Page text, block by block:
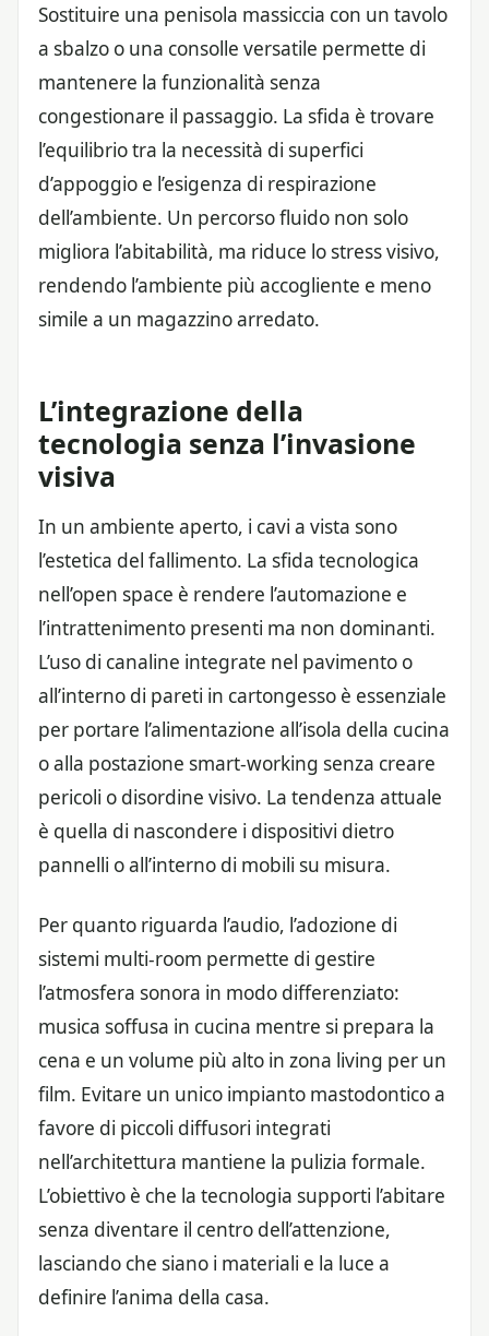
Sostituire una penisola massiccia con un tavolo
a sbalzo o una consolle versatile permette di
mantenere la funzionalità senza
congestionare il passaggio. La sfida è trovare
l’equilibrio tra la necessità di superfici
d’appoggio e l’esigenza di respirazione
dell’ambiente. Un percorso fluido non solo
migliora l’abitabilità, ma riduce lo stress visivo,
rendendo l’ambiente più accogliente e meno
simile a un magazzino arredato.
L’integrazione della
tecnologia senza l’invasione
visiva
In un ambiente aperto, i cavi a vista sono
l’estetica del fallimento. La sfida tecnologica
nell’open space è rendere l’automazione e
l’intrattenimento presenti ma non dominanti.
L’uso di canaline integrate nel pavimento o
all’interno di pareti in cartongesso è essenziale
per portare l’alimentazione all’isola della cucina
o alla postazione smart-working senza creare
pericoli o disordine visivo. La tendenza attuale
è quella di nascondere i dispositivi dietro
pannelli o all’interno di mobili su misura.
Per quanto riguarda l’audio, l’adozione di
sistemi multi-room permette di gestire
l’atmosfera sonora in modo differenziato:
musica soffusa in cucina mentre si prepara la
cena e un volume più alto in zona living per un
film. Evitare un unico impianto mastodontico a
favore di piccoli diffusori integrati
nell’architettura mantiene la pulizia formale.
L’obiettivo è che la tecnologia supporti l’abitare
senza diventare il centro dell’attenzione,
lasciando che siano i materiali e la luce a
definire l’anima della casa.